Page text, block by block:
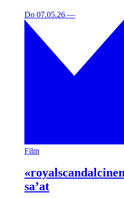
Do 07.05.26 —
Film
sa’at